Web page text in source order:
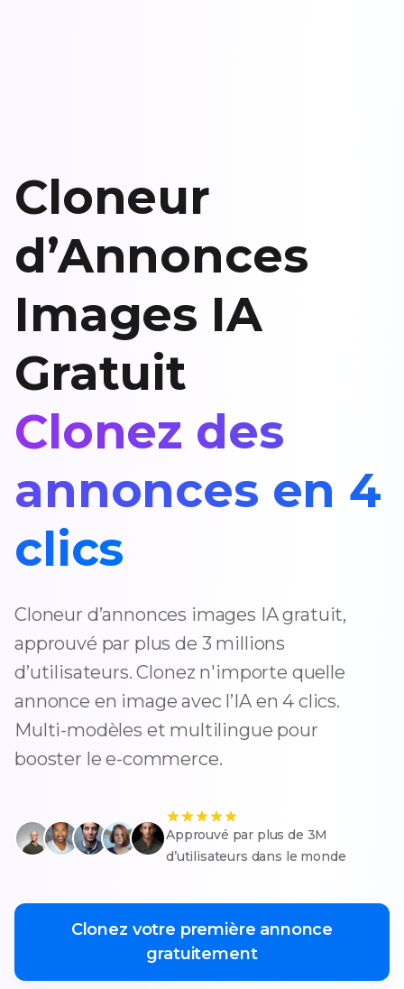
Cloneur
d’Annonces
Images IA
Gratuit
Clonez des
annonces en 4
clics
Cloneur d’annonces images IA gratuit,
approuvé par plus de 3 millions
d’utilisateurs. Clonez n'importe quelle
annonce en image avec l’IA en 4 clics.
Multi-modèles et multilingue pour
booster le e-commerce.
Approuvé par plus de 3M
d’utilisateurs dans le monde
Clonez votre première annonce
gratuitement